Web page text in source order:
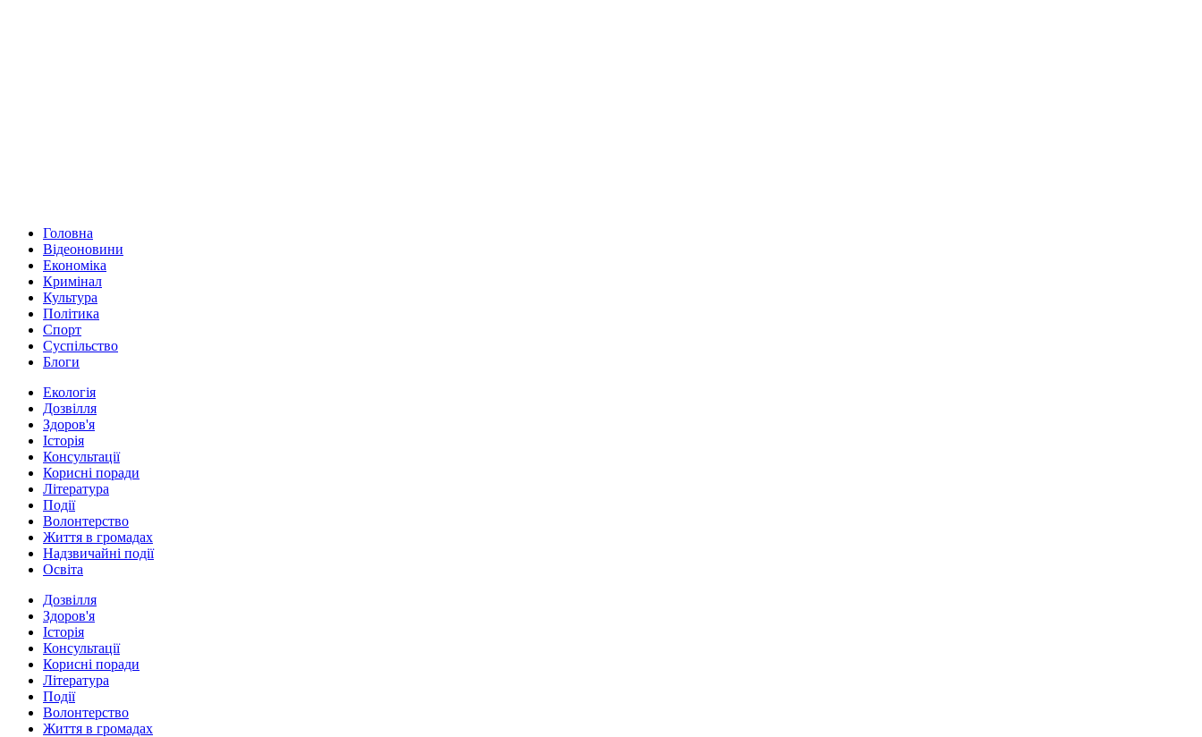
Головна
Відеоновини
Економіка
Кримінал
Культура
Політика
Спорт
Суспільство
Блоги
Екологія
Дозвілля
Здоров'я
Історія
Консультації
Корисні поради
Література
Події
Волонтерство
Життя в громадах
Надзвичайні події
Освіта
Дозвілля
Здоров'я
Історія
Консультації
Корисні поради
Література
Події
Волонтерство
Життя в громадах